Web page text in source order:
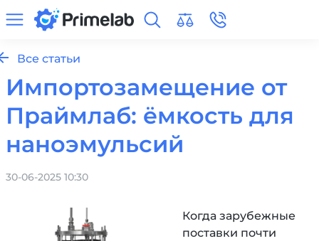
Все статьи
Импортозамещение от
Праймлаб: ёмкость для
наноэмульсий
30-06-2025 10:30
Когда зарубежные
поставки почти